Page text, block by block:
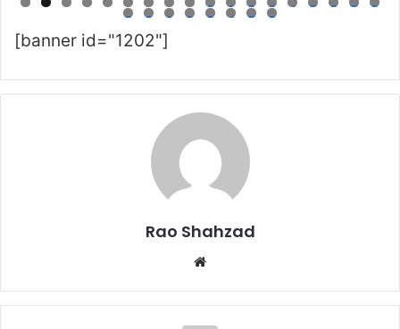
0 1 2 3 4 5 6 7 8
9 0 1 2 3 4 5 6
[banner id="1202"]
Rao Shahzad
Website